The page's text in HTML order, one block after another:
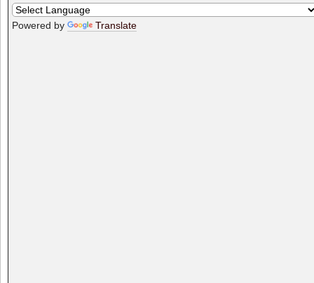
Powered by Translate